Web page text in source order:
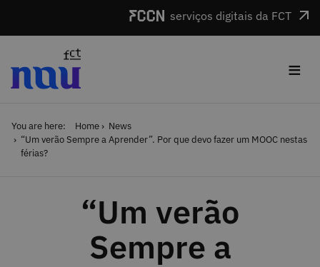
serviços digitais da FCT
≡
You are here: Home
News
“Um verão Sempre a Aprender”. Por que devo fazer um MOOC nestas
férias?
“Um verão
Sempre a